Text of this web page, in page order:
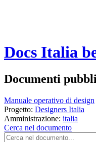
Docs Italia
Documenti
Manuale operativo di design
Progetto: Designers Italia
Amministrazione: italia
Cerca nel documento